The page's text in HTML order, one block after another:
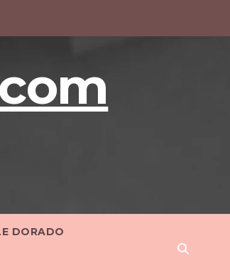
DORADO